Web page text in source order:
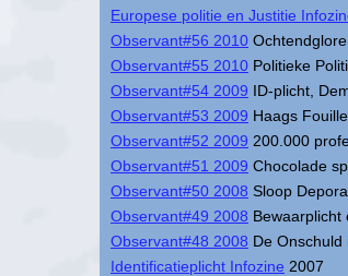
Europese politie en Justitie
Observant#56 2010
Observant#55 2010 Politieke
Observant#54 2009 ID-plicht,
Observant#53 2009 Haags
Observant#52 2009 200.000
Observant#51 2009 Chocolade
Observant#50 2008 Sloop
Observant#49 2008 Bewaarplicht
Observant#48 2008 De Onschuld
Identificatieplicht Infozine 2007